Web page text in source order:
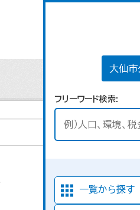
大仙市
フリーワード検索
一覧から探す